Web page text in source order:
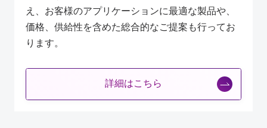
え、お客様のアプリケーションに最適な製品や、
価格、供給性を含めた総合的なご提案も行ってお
ります。
詳細はこちら